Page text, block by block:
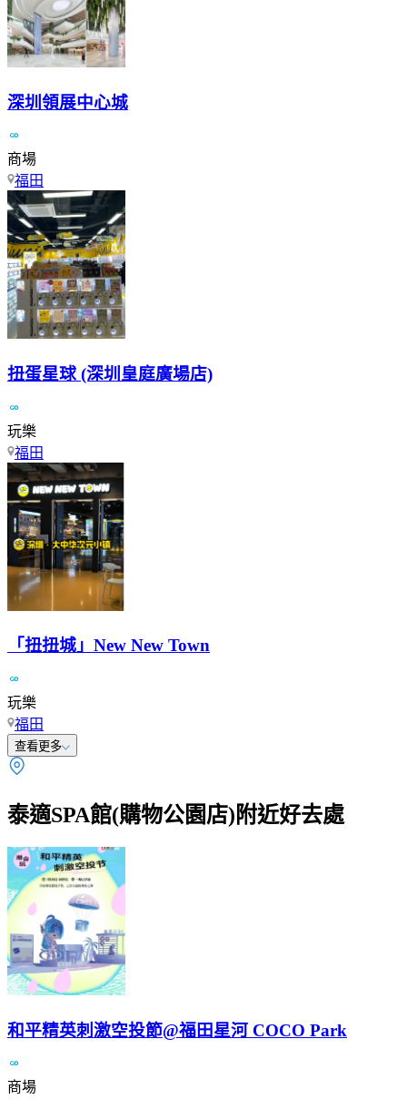
深圳領展中心城
商場
福田
扭蛋星球 (深圳皇庭廣場店)
玩樂
福田
「扭扭城」New New Town
玩樂
福田
查看更多
泰適SPA館(購物公園店)附近好去處
和平精英刺激空投節@福田星河 COCO Park
商場